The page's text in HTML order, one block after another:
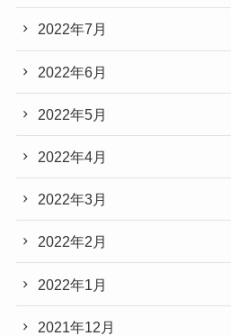
2022年7月
2022年6月
2022年5月
2022年4月
2022年3月
2022年2月
2022年1月
2021年12月